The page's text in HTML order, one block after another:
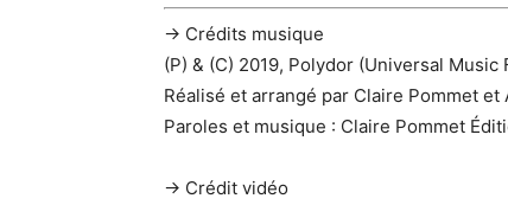
→ Crédits musique
(P) & (C) 2019, Polydor (Universal Music
Réalisé et arrangé par Claire Pommet et
Paroles et musique : Claire Pommet
→ Crédit vidéo